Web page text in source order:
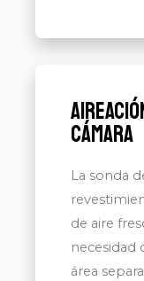
cámara
La sonda
de aire
necesidad
área